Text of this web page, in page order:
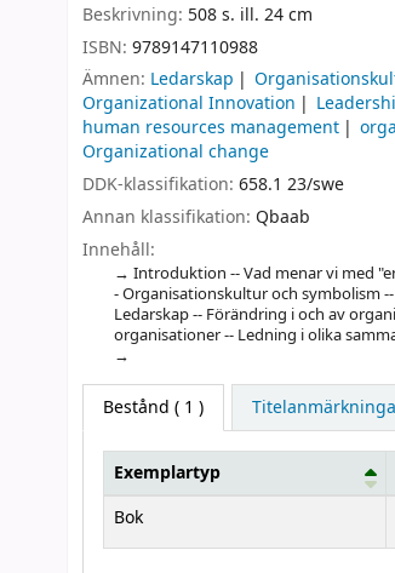
Beskrivning: 508 s. ill. 24 cm
ISBN: 9789147110988
Ämnen: Ledarskap
Organizational Innovation
human resources management
Organizational change
DDK-klassifikation: 658.1 23/swe
Annan klassifikation: Qbaab
Innehåll:
Introduktion -- Vad menar vi med
- Organisationskultur och symbolism
Ledarskap -- Förändring i och av
organisationer -- Ledning i olika
Bestånd ( 1 )
Bestånd
Exemplartyp
Bok